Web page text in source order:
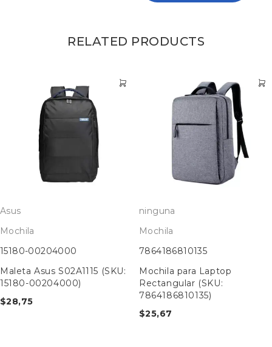
RELATED PRODUCTS
Asus
Mochila
15180-00204000
Maleta Asus S02A1115 (SKU:
15180-00204000)
$28,75
ninguna
Mochila
7864186810135
Mochila para Laptop
Rectangular (SKU:
7864186810135)
$25,67